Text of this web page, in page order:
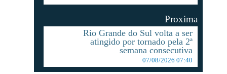
Proxima
Rio Grande do Sul volta a ser
atingido por tornado pela 2ª
semana consecutiva
07/08/2026 07:40